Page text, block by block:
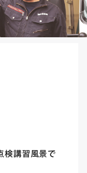
検講習風景で